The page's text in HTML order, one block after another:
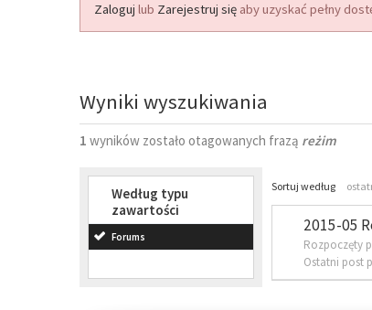
Zaloguj lub Zarejestruj się aby uzyskać pełny
Wyniki wyszukiwania
1 wyników zostało otagowanych frazą reżim
Według typu
zawartości
Forums
Sortuj według
2015-05
Rozpoczęty
Ostatni post